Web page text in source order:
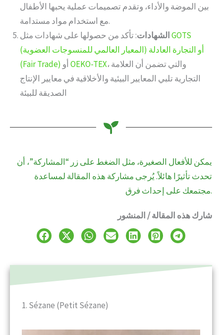
بين الموضة والأداء، وتقدم تصميمات عملية يحبها الأطفال
مع استخدام مواد مستدامة.
الشهاداتGOTS
(المعيار العالمي للمنسوجات العضوية) أو التجارة العادلة
(Fair Trade)
OEKO-TEX، والتي تضمن أن العلامة
التجارية تلبي المعايير البيئية والأخلاقية في معايير الإنتاج
الصديقة للبيئة
يمكن للأفعال الصغيرة، مثل الضغط على زر “المشاركة”، أن
تحدث تأثيرًا هائلاً. يُرجى مشاركة هذه المقالة لمساعدة
مجتمعك على إحداث فرق.
شارك هذه المقالة / المنشور
1. Sézane (Petit Sézane)